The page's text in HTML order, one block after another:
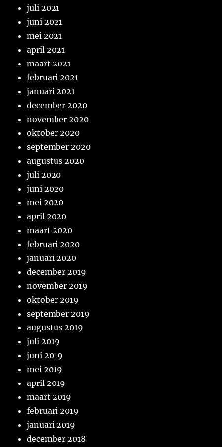
juli 2021
juni 2021
mei 2021
april 2021
maart 2021
februari 2021
januari 2021
december 2020
november 2020
oktober 2020
september 2020
augustus 2020
juli 2020
juni 2020
mei 2020
april 2020
maart 2020
februari 2020
januari 2020
december 2019
november 2019
oktober 2019
september 2019
augustus 2019
juli 2019
juni 2019
mei 2019
april 2019
maart 2019
februari 2019
januari 2019
december 2018